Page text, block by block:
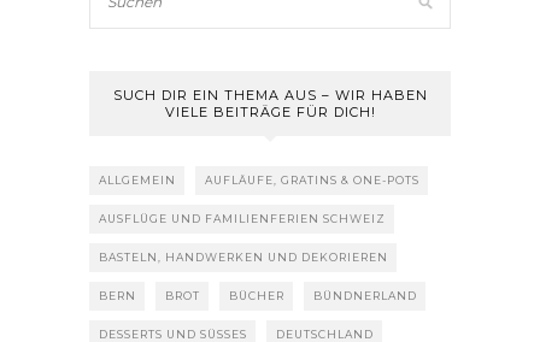
SUCH DIR EIN THEMA AUS – WIR HABEN
VIELE BEITRÄGE FÜR DICH!
ALLGEMEIN AUFLÄUFE, GRATINS & ONE-POTS
AUSFLÜGE UND FAMILIENFERIEN SCHWEIZ
BASTELN, HANDWERKEN UND DEKORIEREN
BERN BROT BÜCHER BÜNDNERLAND
DESSERTS UND SÜSSES DEUTSCHLAND